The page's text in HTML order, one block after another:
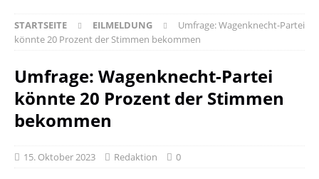
STARTSEITE EILMELDUNG
Umfrage: Wagenknecht-Partei
könnte 20 Prozent der Stimmen bekommen
Umfrage: Wagenknecht-Partei
könnte 20 Prozent der Stimmen
bekommen
15. Oktober 2023 Redaktion 0